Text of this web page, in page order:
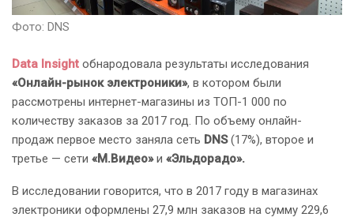
Фото: DNS
Data Insight обнародовала результаты исследования
«Онлайн-рынок электроники», в котором были
рассмотрены интернет-магазины из ТОП-1 000 по
количеству заказов за 2017 год. По объему онлайн-
продаж первое место заняла сеть DNS(17%), второе и
третье — сети «М.Видео»и «Эльдорадо».
В исследовании говорится, что в 2017 году в магазинах
электроники оформлены 27,9 млн заказов на сумму 229,6